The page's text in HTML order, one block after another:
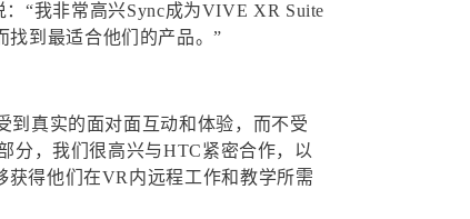
“我非常高兴Sync成为VIVE XR Suite
找到最适合他们的产品。”
到真实的面对面互动和体验，而不受
分，我们很高兴与HTC紧密合作，以
得他们在VR内远程工作和教学所需